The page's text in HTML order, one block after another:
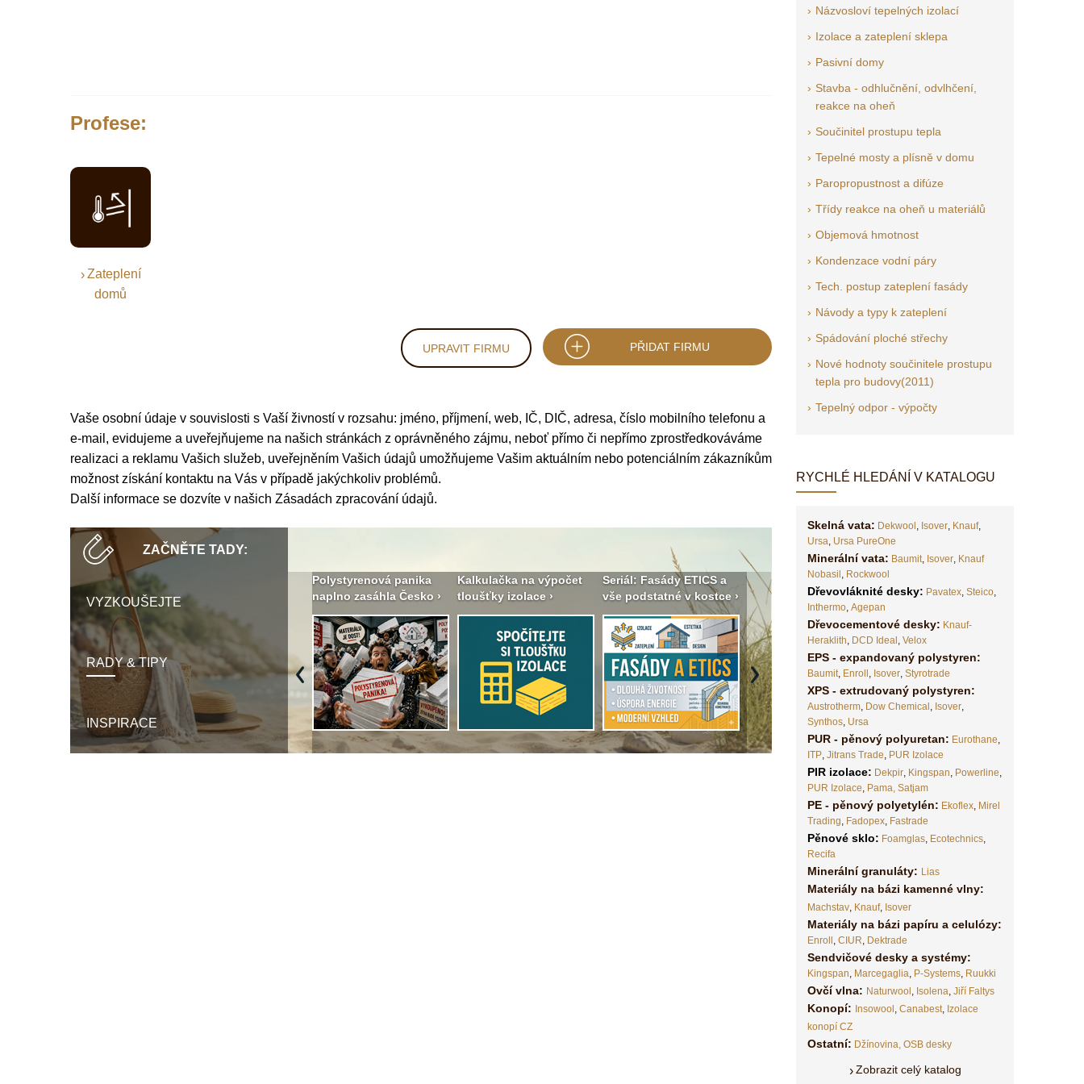
Profese:
Zateplení
domů
UPRAVIT FIRMU PŘIDAT FIRMU
Vaše osobní údaje v souvislosti s Vaší živností v rozsahu: jméno, příjmení, web, IČ, DIČ, adresa, číslo mobilního telefonu a
e-mail, evidujeme a uveřejňujeme na našich stránkách z oprávněného zájmu, neboť přímo či nepřímo zprostředkováváme
realizaci a reklamu Vašich služeb, uveřejněním Vašich údajů umožňujeme Vašim aktuálním nebo potenciálním zákazníkům
možnost získání kontaktu na Vás v případě jakýchkoliv problémů.
Další informace se dozvíte v našich Zásadách zpracování údajů.
ZAČNĚTE TADY:
VYZKOUŠEJTE
RADY & TIPY
INSPIRACE
Není polystyren? My ho
seženeme! ›
podkroví a vše o něm ›
Polystyrenová panika
naplno zasáhla Česko ›
Kalkulačka na výpočet
tloušťky izolace ›
Seriál: Fasády ETICS a
vše podstatné v kostce ›
Vyberte si izolaci a pak ji
tady klidně poptejte ›
fasády ›
Previous Next
Názvosloví tepelných izolací
Izolace a zateplení sklepa
Pasivní domy
Stavba - odhlučnění, odvlhčení,
reakce na oheň
Součinitel prostupu tepla
Tepelné mosty a plísně v domu
Paropropustnost a difúze
Třídy reakce na oheň u materiálů
Objemová hmotnost
Kondenzace vodní páry
Tech. postup zateplení fasády
Návody a typy k zateplení
Spádování ploché střechy
Nové hodnoty součinitele prostupu
tepla pro budovy(2011)
Tepelný odpor - výpočty
RYCHLÉ HLEDÁNÍ V KATALOGU
Skelná vata: Dekwool , Isover, Knauf,
Ursa, Ursa PureOne
Minerální vata: Baumit, Isover, Knauf
Nobasil , Rockwool
Dřevovláknité desky: Pavatex, Steico,
Inthermo, Agepan
Dřevocementové desky: Knauf-
Heraklith, DCD Ideal , Velox
EPS - expandovaný polystyren:
Baumit, Enroll , Isover, Styrotrade
XPS - extrudovaný polystyren:
Austrotherm, Dow Chemical , Isover,
Synthos, Ursa
PUR - pěnový polyuretan: Eurothane,
ITP, Jitrans Trade, PUR Izolace
PIR izolace: Dekpir, Kingspan, Powerline,
PUR Izolace, Pama, Satjam
PE - pěnový polyetylén: Ekoflex, Mirel
Trading, Fadopex, Fastrade
Pěnové sklo: Foamglas, Ecotechnics,
Recifa
Minerální granuláty: Lias
Materiály na bázi kamenné vlny:
Machstav, Knauf, Isover
Materiály na bázi papíru a celulózy:
Enroll , CIUR, Dektrade
Sendvičové desky a systémy:
Kingspan, Marcegaglia, P-Systems, Ruukki
Ovčí vlna: Naturwool , Isolena, Jiří Faltys
Konopí: Insowool , Canabest, Izolace
konopí CZ
Ostatní: Džínovina, OSB desky
Zobrazit celý katalog